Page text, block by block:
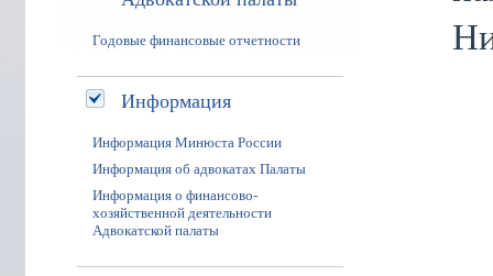
Годовые финансовые отчетности
Информация
Информация Минюста России
Информация об адвокатах Палаты
Информация о финансово-
хозяйственной деятельности
Адвокатской палаты